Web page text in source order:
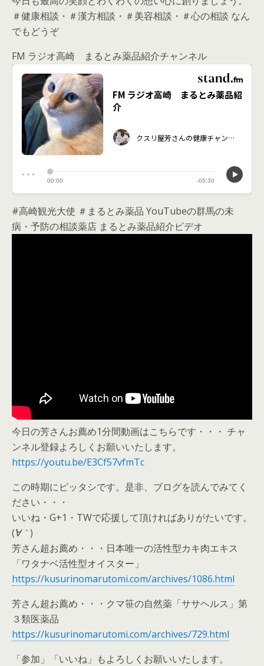
＃健康相談・＃漢方相談・＃美容相談・＃心の相談 なん
でもどうぞ
FM ラジオ高崎 まるとみ薬品紹介チャンネル
#高崎観光大使 ＃まるとみ薬品 YouTubeの群馬の未
病・予防の相談薬店 まるとみ薬品紹介ビデオ
今日の芳さんお薦め1分間動画はこちらです・・・ チャ
ンネル登録よろしくお願いいたします。
https://youtu.be/E3Cf57vfmTc
この時期にピッタシです。是非、ブログを読んでみてく
ださい・・・
いいね・G+1・TWで応援して頂ければありがたいです。
(´∀｀)
芳さん超お薦め・・・日本唯一の活性型カキ肉エキス
「ワタナベ活性型オイスター」
https://kusurinomarutomi.com/archives/1086.html
芳さん超お薦め・・・クマ笹の自然薬「ササヘルス」第
３類医薬品
https://kusurinomarutomi.com/archives/729.html
「参加」「いいね」もよろしくお願いいたします。